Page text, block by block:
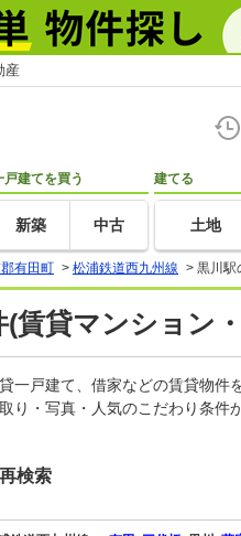
産
戸建てを買う
新築 中古
建てる
土地
有田町 > 松浦鉄道西九州線 > 黒川駅
賃貸マンション
一戸建て、借家などの賃貸物
り・写真・人気のこだわり条
検索